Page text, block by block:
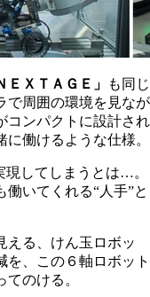
ＥＸＴＡＧＥ」
も同じ
で周囲の環境を見なが
コンパクトに設計され
働けるような仕様。
現してしまうとは…。
いてくれる“人手”と
える、けん玉ロボッ
を、この６軸ロボット
のける。